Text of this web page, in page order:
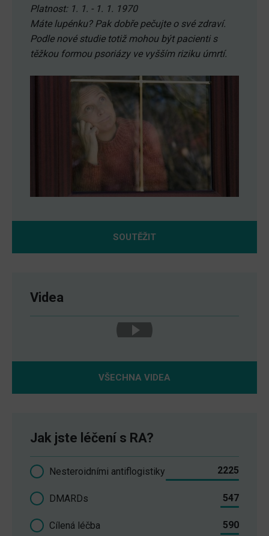
Platnost: 1. 1. - 1. 1. 1970
Máte lupénku? Pak dobře pečujte o své zdraví.
Podle nové studie totiž mohou být pacienti s
těžkou formou psoriázy ve vyšším riziku úmrtí.
SOUTĚŽIT
Videa
VŠECHNA VIDEA
Jak jste léčení s RA?
Nesteroidními antiflogistiky 2225
DMARDs 547
Cílená léčba 590